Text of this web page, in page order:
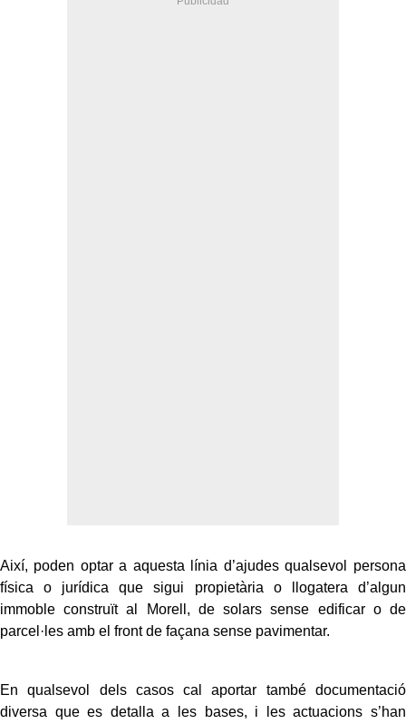
Així, poden optar a aquesta línia d’ajudes qualsevol persona
física o jurídica que sigui propietària o llogatera d’algun
immoble construït al Morell, de solars sense edificar o de
parcel·les amb el front de façana sense pavimentar.
En qualsevol dels casos cal aportar també documentació
diversa que es detalla a les bases, i les actuacions s’han